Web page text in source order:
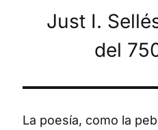
Just I.
del
La poesía, como la